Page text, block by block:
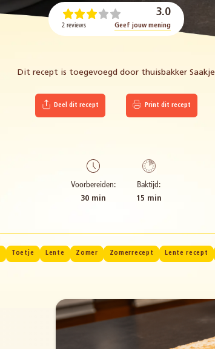
3.0
2 reviews Geef jouw mening
Dit recept is toegevoegd door thuisbakker Saakje
Deel dit recept Print dit recept
Voorbereiden:
30 min
Baktijd:
15 min
Toetje Lente Zomer Zomerrecept Lente recept